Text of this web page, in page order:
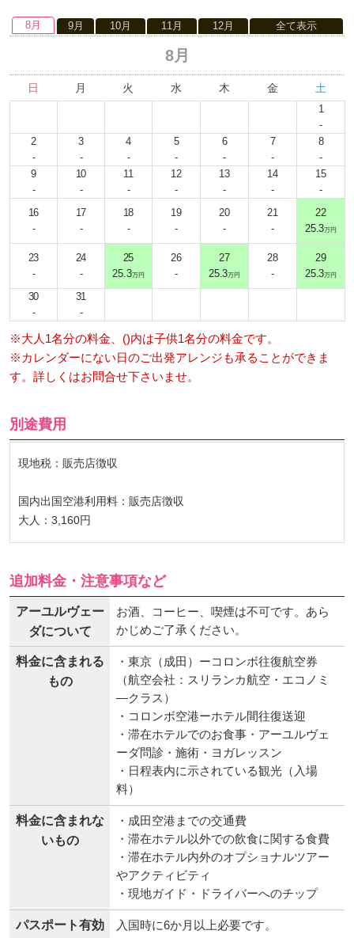
8月 9月 10月 11月 12月 全て表示
8月
日 月 火 水 木 金 土
1
-
2
-
3
-
4
-
5
-
6
-
7
-
8
-
9
-
10
-
11
-
12
-
13
-
14
-
15
-
16
-
17
-
18
-
19
-
20
-
21
-
22
25.3万円
23
-
24
-
25
25.3万円
26
-
27
25.3万円
28
-
29
25.3万円
30
-
31
-
※大人1名分の料金、()内は子供1名分の料金です。
※カレンダーにない日のご出発アレンジも承ることができま
す。詳しくはお問合せ下さいませ。
別途費用
現地税：販売店徴収
国内出国空港利用料：販売店徴収
大人：3,160円
追加料金・注意事項など
アーユルヴェー
ダについて
お酒、コーヒー、喫煙は不可です。あら
かじめご了承ください。
料金に含まれる
もの
・東京（成田）ーコロンボ往復航空券
（航空会社：スリランカ航空・エコノミ
―クラス）
・コロンボ空港ーホテル間往復送迎
・滞在ホテルでのお食事・アーユルヴェ
ーダ問診・施術・ヨガレッスン
・日程表内に示されている観光（入場
料）
料金に含まれな
いもの
・成田空港までの交通費
・滞在ホテル以外での飲食に関する食費
・滞在ホテル内外のオプショナルツアー
やアクティビティ
・現地ガイド・ドライバーへのチップ
パスポート有効
入国時に6か月以上必要です。